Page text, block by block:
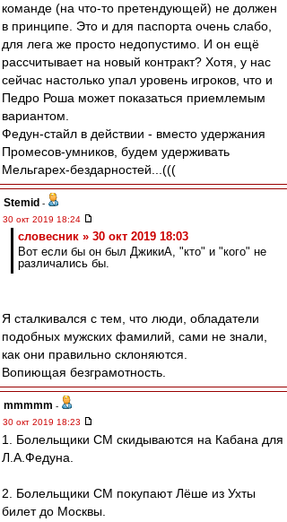
команде (на что-то претендующей) не должен
в принципе. Это и для паспорта очень слабо,
для лега же просто недопустимо. И он ещё
рассчитывает на новый контракт? Хотя, у нас
сейчас настолько упал уровень игроков, что и
Педро Роша может показаться приемлемым
вариантом.
Федун-стайл в действии - вместо удержания
Промесов-умников, будем удерживать
Мельгарех-бездарностей...(((
Stemid -
30 окт 2019 18:24
словесник » 30 окт 2019 18:03
Вот если бы он был ДжикиА, "кто" и "кого" не
различались бы.
Я сталкивался с тем, что люди, обладатели
подобных мужских фамилий, сами не знали,
как они правильно склоняются.
Вопиющая безграмотность.
mmmmm -
30 окт 2019 18:23
1. Болельщики СМ скидываются на Кабана для
Л.А.Федуна.
2. Болельщики СМ покупают Лёше из Ухты
билет до Москвы.